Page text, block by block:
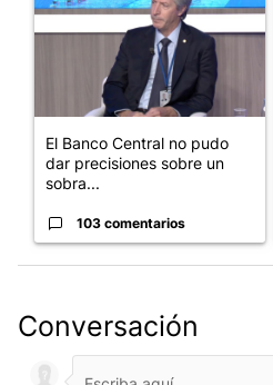
El Banco Central no pudo
dar precisiones sobre un
sobra...
103 comentarios
Conversación